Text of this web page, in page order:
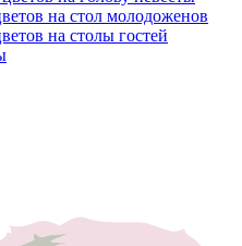
на стол молодоженов
на столы гостей